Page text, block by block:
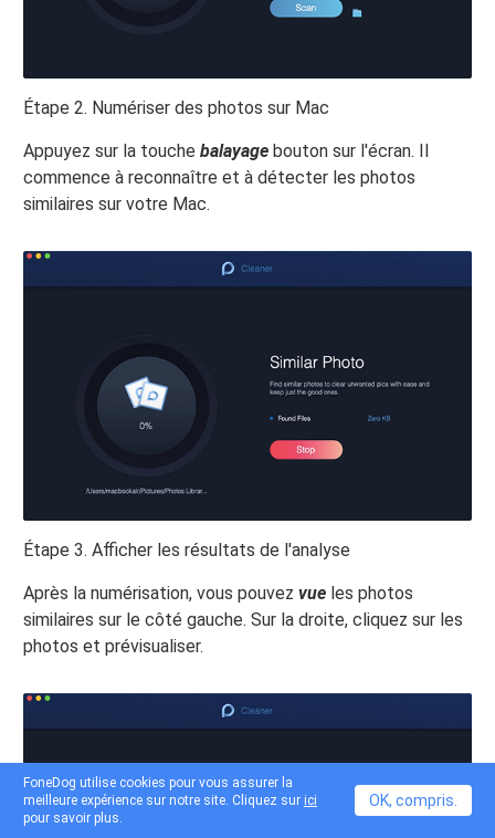
Étape 2. Numériser des photos sur Mac
Appuyez sur la touchebalayage bouton sur l'écran. Il
commence à reconnaître et à détecter les photos
similaires sur votre Mac.
Étape 3. Afficher les résultats de l'analyse
Après la numérisation, vous pouvezvue les photos
similaires sur le côté gauche. Sur la droite, cliquez sur les
photos et prévisualiser.
FoneDog utilise cookies pour vous assurer la
meilleure expérience sur notre site. Cliquez sur ici
pour savoir plus.
OK, compris.